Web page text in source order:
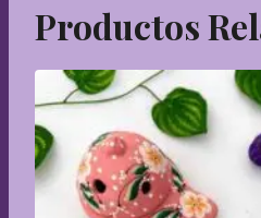
Productos